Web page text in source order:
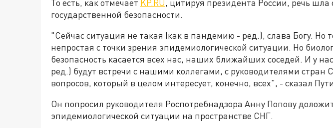
То есть, как отмечает KP.RU, цитируя президента России, речь шла
государственной безопасности.
"Сейчас ситуация не такая (как в пандемию - ред.), слава Богу. Но
непростая с точки зрения эпидемиологической ситуации. Но
безопасность касается всех нас, наших ближайших соседей. И у
ред.) будут встречи с нашими коллегами, с руководителями стран
вопросов, который в целом интересует, конечно, всех", - сказал
Он попросил руководителя Роспотребнадзора Анну Попову
эпидемиологической ситуации на пространстве СНГ.